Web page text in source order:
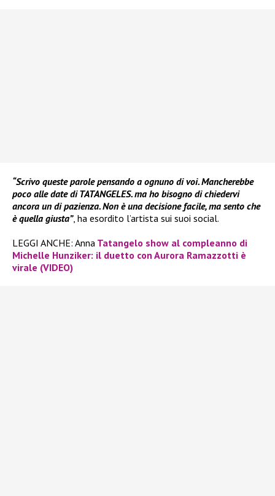
“Scrivo queste parole pensando a ognuno di voi. Mancherebbe
poco alle date di TATANGELES. ma ho bisogno di chiedervi
ancora un di pazienza. Non è una decisione facile, ma sento che
è quella giusta”, ha esordito l’artista sui suoi social.
LEGGI ANCHE: Anna Tatangelo show al compleanno di
Michelle Hunziker: il duetto con Aurora Ramazzotti è
virale (VIDEO)